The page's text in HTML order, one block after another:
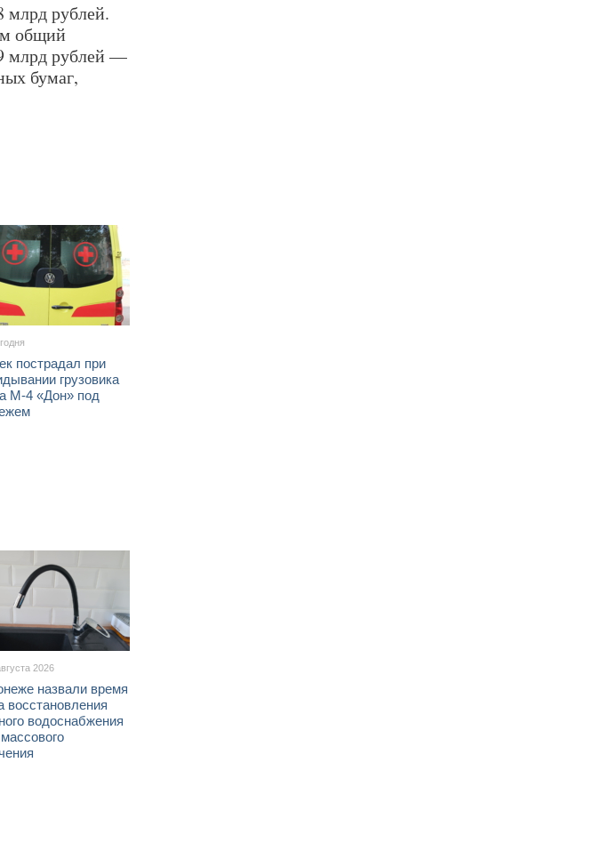
млрд рублей.
общий
млрд рублей —
бумаг,
пострадал при
грузовика
М-4 «Дон» под
2026
назвали время
восстановления
водоснабжения